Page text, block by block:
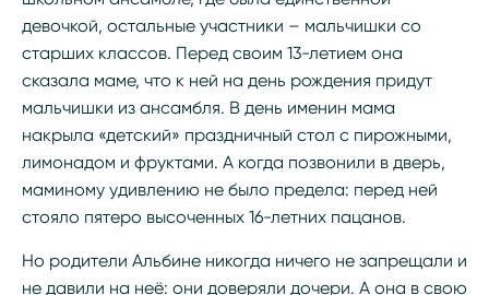
девочкой, остальные участники – мальчишки со
старших классов. Перед своим 13-летием она
сказала маме, что к ней на день рождения придут
мальчишки из ансамбля. В день именин мама
накрыла «детский» праздничный стол с пирожными,
лимонадом и фруктами. А когда позвонили в дверь,
маминому удивлению не было предела: перед ней
стояло пятеро высоченных 16-летних пацанов.
Но родители Альбине никогда ничего не запрещали и
не давили на неё: они доверяли дочери. А она в свою